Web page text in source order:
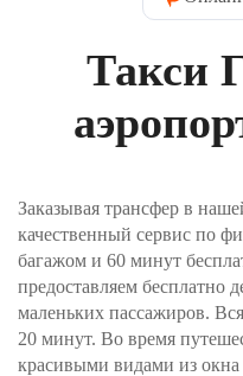
нужно указать
табличке при
На электронную
подтверждение
водитель не сможет
Оплата производится
АО "Т-БАНК" (©
официальный сайт
лицензия ЦБ РФ №
Шаг №4. После
проверит
свяжется с Вами для
Такси
Заказывая трансфер в
качественный сервис по
багажом и 60 минут
предоставляем бесплатно
маленьких пассажиров.
20 минут. Во время
красивыми видами из